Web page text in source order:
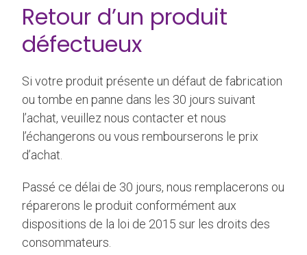
Retour d’un produit
défectueux
Si votre produit présente un défaut de fabrication
ou tombe en panne dans les 30 jours suivant
l’achat, veuillez nous contacter et nous
l’échangerons ou vous rembourserons le prix
d’achat.
Passé ce délai de 30 jours, nous remplacerons ou
réparerons le produit conformément aux
dispositions de la loi de 2015 sur les droits des
consommateurs.